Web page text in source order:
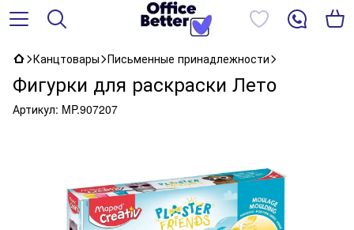
Канцтовары Письменные принадлежности
Фигурки для раскраски Лето
Артикул: MP.907207